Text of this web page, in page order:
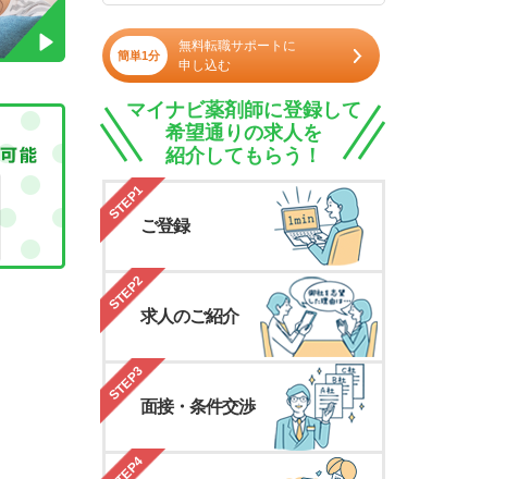
簡単1分
無料転職サポートに
申し込む
マイナビ薬剤師に登録して
希望通りの求人を
紹介してもらう！
STEP1
ご登録
STEP2
求人のご紹介
STEP3
面接・条件交渉